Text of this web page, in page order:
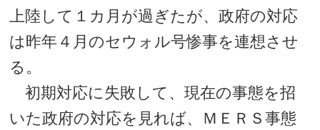
上陸して１カ月が過ぎたが、政府の対応
は昨年４月のセウォル号惨事を連想させ
る。
初期対応に失敗して、現在の事態を招
いた政府の対応を見れば、ＭＥＲＳ事態